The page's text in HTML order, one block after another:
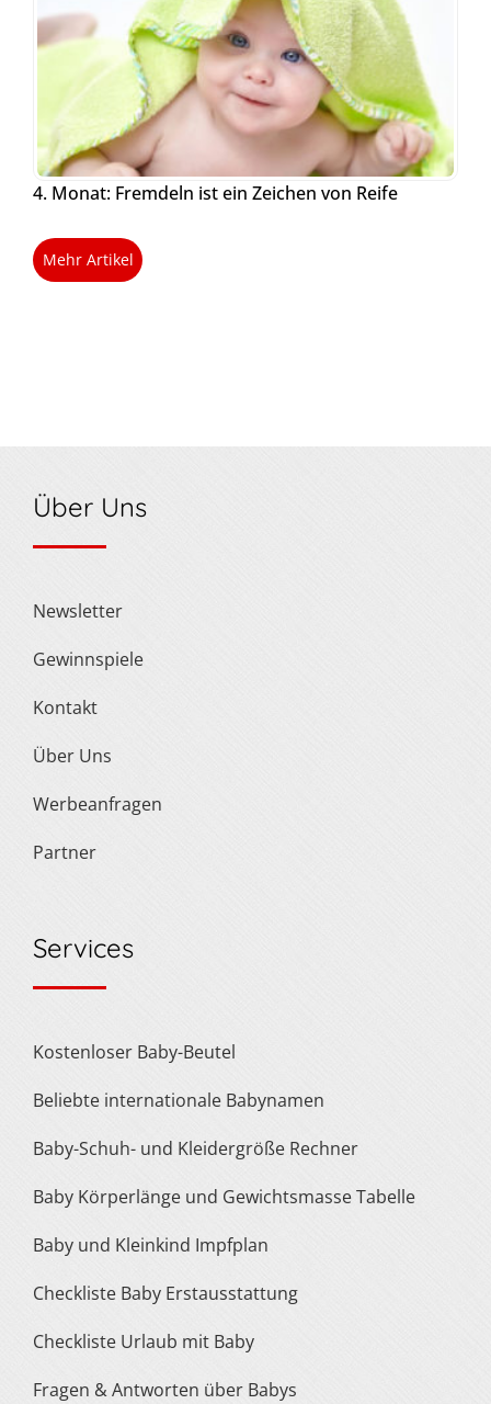
4. Monat: Fremdeln ist ein Zeichen von Reife
Mehr Artikel
Über Uns
Newsletter
Gewinnspiele
Kontakt
Über Uns
Werbeanfragen
Partner
Services
Kostenloser Baby-Beutel
Beliebte internationale Babynamen
Baby-Schuh- und Kleidergröße Rechner
Baby Körperlänge und Gewichtsmasse Tabelle
Baby und Kleinkind Impfplan
Checkliste Baby Erstausstattung
Checkliste Urlaub mit Baby
Fragen & Antworten über Babys